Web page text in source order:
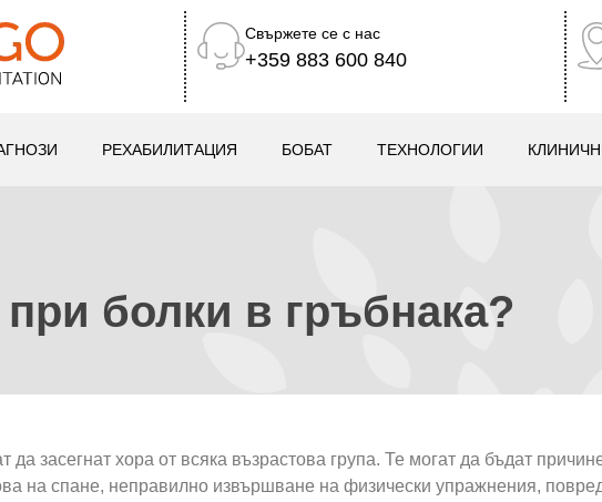
Свържете се с нас
+359 883 600 840
РЕХАБИЛИТАЦИЯ БОБАТ ТЕХНОЛОГИИ
болки в гръбнака?
да засегнат хора от всяка възрастова група. Те могат да бъдат
на спане, неправилно извършване на физически упражнения,